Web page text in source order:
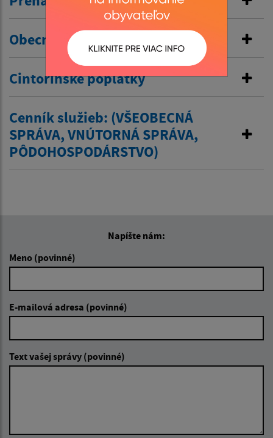
Obecné nájomné byty
Cintorínske poplatky
Cenník služieb: (VŠEOBECNÁ
SPRÁVA, VNÚTORNÁ SPRÁVA,
PÔDOHOSPODÁRSTVO)
Napíšte nám:
Meno (povinné)
E-mailová adresa (povinné)
Text vašej správy (povinné)